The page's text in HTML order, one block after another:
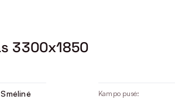
3300x1850
Kampo pusė: